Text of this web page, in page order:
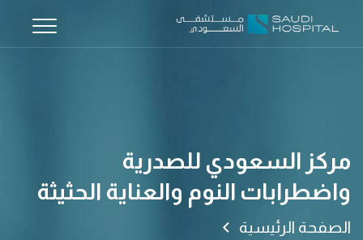
مركز السعودي للصدرية
واضطرابات النوم والعناية الحثيثة
الصفحة الرئيسية